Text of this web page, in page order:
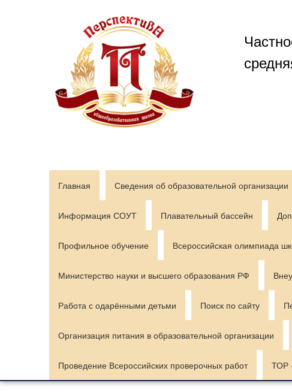
Главная Сведения об образовательной организации
Информация СОУТ Плавательный бассейн
Профильное обучение Всероссийская олимпиада
Министерство науки и высшего образования РФ
Работа с одарёнными детьми Поиск по сайту
Организация питания в образовательной организации
Проведение Всероссийских проверочных работ ТОР